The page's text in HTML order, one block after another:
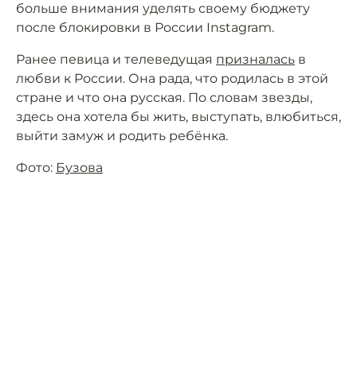
больше внимания уделять своему бюджету
после блокировки в России Instagram.
Ранее певица и телеведущая призналась в
любви к России. Она рада, что родилась в этой
стране и что она русская. По словам звезды,
здесь она хотела бы жить, выступать, влюбиться,
выйти замуж и родить ребёнка.
Фото: Бузова